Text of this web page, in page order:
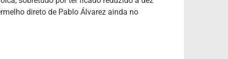
direto de Pablo Álvarez ainda no